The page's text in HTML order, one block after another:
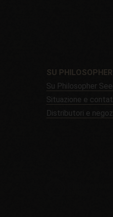
SU
Su Philosopher
Situazione e
Distributori e